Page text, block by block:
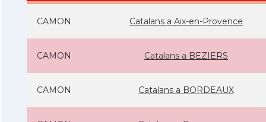
CAMON Catalans a Aix-en-Provence
CAMON Catalans a BEZIERS
CAMON Catalans a BORDEAUX